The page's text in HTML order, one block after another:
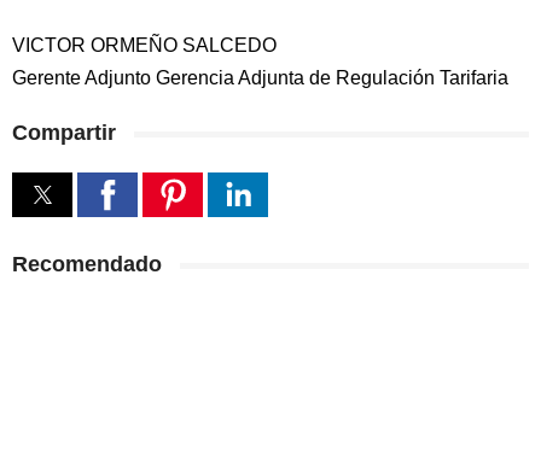
VICTOR ORMEÑO SALCEDO
Gerente Adjunto Gerencia Adjunta de Regulación Tarifaria
Compartir
Recomendado